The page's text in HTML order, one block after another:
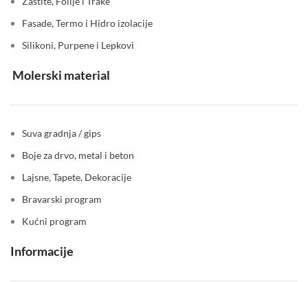
Fasade, Termo i Hidro izolacije
Silikoni, Purpene i Lepkovi
Molerski material
Suva gradnja / gips
Boje za drvo, metal i beton
Lajsne, Tapete, Dekoracije
Bravarski program
Kućni program
Informacije